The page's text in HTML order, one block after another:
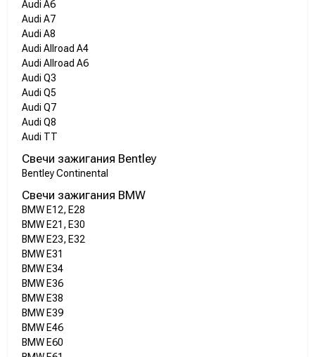
Audi A6
Audi A7
Audi A8
Audi Allroad A4
Audi Allroad A6
Audi Q3
Audi Q5
Audi Q7
Audi Q8
Audi TT
Свечи зажигания Bentley
Bentley Continental
Свечи зажигания BMW
BMW E12, E28
BMW E21, E30
BMW E23, E32
BMW E31
BMW E34
BMW E36
BMW E38
BMW E39
BMW E46
BMW E60